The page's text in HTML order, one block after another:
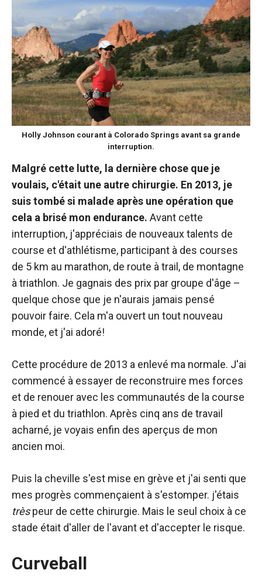
Holly Johnson courant à Colorado Springs avant sa grande
interruption.
Malgré cette lutte, la dernière chose que je
voulais, c'était une autre chirurgie. En 2013, je
suis tombé si malade après une opération que
cela a brisé mon endurance. Avant cette
interruption, j'appréciais de nouveaux talents de
course et d'athlétisme, participant à des courses
de 5 km au marathon, de route à trail, de montagne
à triathlon. Je gagnais des prix par groupe d'âge –
quelque chose que je n'aurais jamais pensé
pouvoir faire. Cela m'a ouvert un tout nouveau
monde, et j'ai adoré!
Cette procédure de 2013 a enlevé ma normale. J'ai
commencé à essayer de reconstruire mes forces
et de renouer avec les communautés de la course
à pied et du triathlon. Après cinq ans de travail
acharné, je voyais enfin des aperçus de mon
ancien moi.
Puis la cheville s'est mise en grève et j'ai senti que
mes progrès commençaient à s'estomper. j'étais
trèspeur de cette chirurgie. Mais le seul choix à ce
stade était d'aller de l'avant et d'accepter le risque.
Curveball